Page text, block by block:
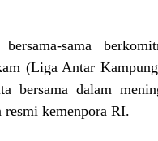
sama
(Liga Antar
bersama dalam
kemenpora RI.